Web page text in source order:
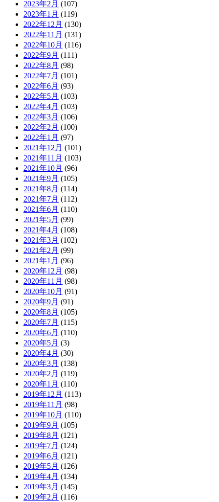
2023年2月 (107)
2023年1月 (119)
2022年12月 (130)
2022年11月 (131)
2022年10月 (116)
2022年9月 (111)
2022年8月 (98)
2022年7月 (101)
2022年6月 (93)
2022年5月 (103)
2022年4月 (103)
2022年3月 (106)
2022年2月 (100)
2022年1月 (97)
2021年12月 (101)
2021年11月 (103)
2021年10月 (96)
2021年9月 (105)
2021年8月 (114)
2021年7月 (112)
2021年6月 (110)
2021年5月 (99)
2021年4月 (108)
2021年3月 (102)
2021年2月 (99)
2021年1月 (96)
2020年12月 (98)
2020年11月 (98)
2020年10月 (91)
2020年9月 (91)
2020年8月 (105)
2020年7月 (115)
2020年6月 (110)
2020年5月 (3)
2020年4月 (30)
2020年3月 (138)
2020年2月 (119)
2020年1月 (110)
2019年12月 (113)
2019年11月 (98)
2019年10月 (110)
2019年9月 (105)
2019年8月 (121)
2019年7月 (124)
2019年6月 (121)
2019年5月 (126)
2019年4月 (134)
2019年3月 (145)
2019年2月 (116)